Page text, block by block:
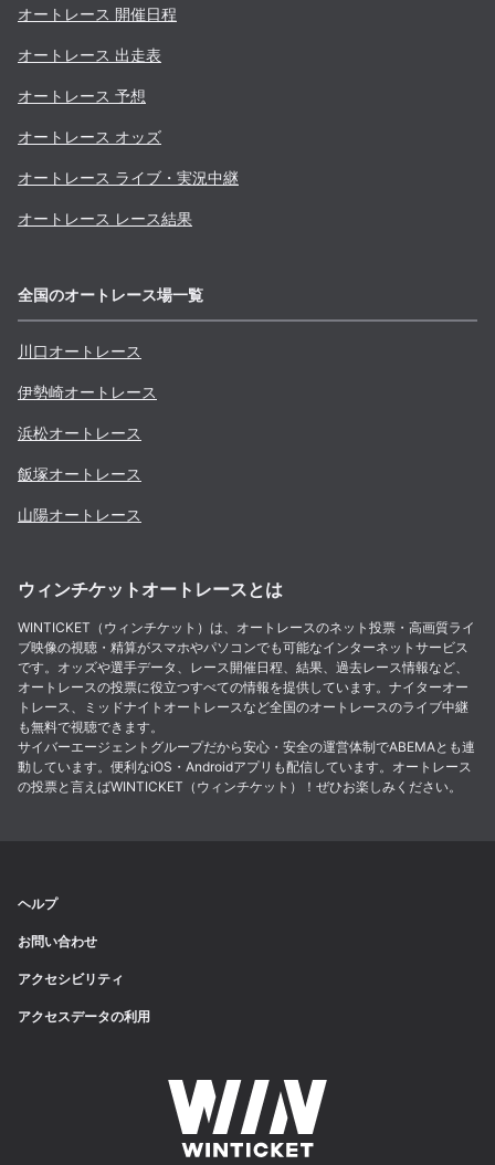
オートレース 開催日程
オートレース 出走表
オートレース 予想
オートレース オッズ
オートレース ライブ・実況中継
オートレース レース結果
全国のオートレース場一覧
川口オートレース
伊勢崎オートレース
浜松オートレース
飯塚オートレース
山陽オートレース
ウィンチケットオートレースとは
WINTICKET（ウィンチケット）は、オートレースのネット投票・高画質ライ
ブ映像の視聴・精算がスマホやパソコンでも可能なインターネットサービス
です。オッズや選手データ、レース開催日程、結果、過去レース情報など、
オートレースの投票に役立つすべての情報を提供しています。ナイターオー
トレース、ミッドナイトオートレースなど全国のオートレースのライブ中継
も無料で視聴できます。
サイバーエージェントグループだから安心・安全の運営体制でABEMAとも連
動しています。便利なiOS・Androidアプリも配信しています。オートレース
の投票と言えばWINTICKET（ウィンチケット）！ぜひお楽しみください。
ヘルプ
お問い合わせ
アクセシビリティ
アクセスデータの利用